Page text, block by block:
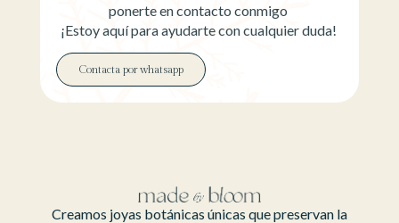
ponerte en contacto conmigo
¡Estoy aquí para ayudarte con cualquier duda!
Contacta por whatsapp
Creamos joyas botánicas únicas que preservan la